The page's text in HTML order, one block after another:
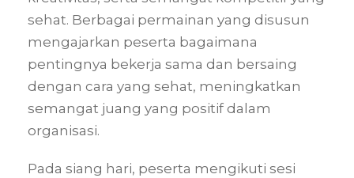
sehat. Berbagai permainan yang disusun
mengajarkan peserta bagaimana
pentingnya bekerja sama dan bersaing
dengan cara yang sehat, meningkatkan
semangat juang yang positif dalam
organisasi.
Pada siang hari, peserta mengikuti sesi